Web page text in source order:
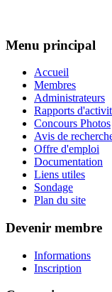
Menu principal
Accueil
Membres
Administrateurs
Rapports
Concours Photos
Avis de
Offre d'emploi
Documentation
Liens utiles
Sondage
Plan du site
Devenir membre
Informations
Inscription